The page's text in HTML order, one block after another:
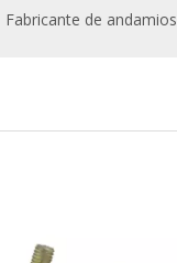
Fabricante de andamios